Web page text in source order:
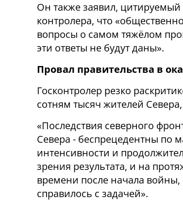
Он также заявил, цитируемый
контролера, что
вопросы о самом тяжёлом
эти ответы не будут даны».
Провал правительства в
Госконтролер резко
сотням тысяч жителей
«Последствия северного
Севера - беспрецедентны по
интенсивности и
зрения результата, и на
времени после начала войны,
справилось с задачей».